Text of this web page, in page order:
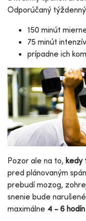
Odporúčaný
150 minút
75 minút
prípadne ich
Pozor ale na to, kedy
pred plánovaným
prebudí mozog,
snenie bude
maximálne 4 - 6